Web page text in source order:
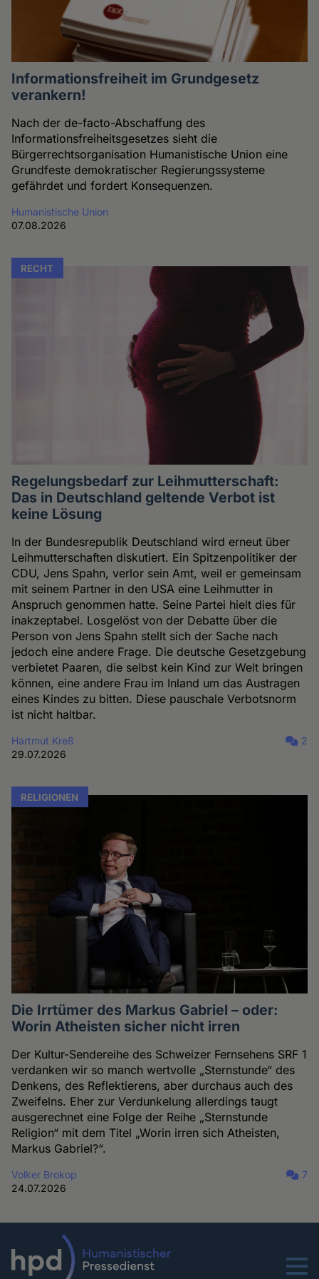
Informationsfreiheit im Grundgesetz
verankern!
Nach der de-facto-Abschaffung des
Informationsfreiheitsgesetzes sieht die
Bürgerrechtsorganisation Humanistische Union eine
Grundfeste demokratischer Regierungssysteme
gefährdet und fordert Konsequenzen.
Humanistische Union
07.08.2026
RECHT
Regelungsbedarf zur Leihmutterschaft:
Das in Deutschland geltende Verbot ist
keine Lösung
In der Bundesrepublik Deutschland wird erneut über
Leihmutterschaften diskutiert. Ein Spitzenpolitiker der
CDU, Jens Spahn, verlor sein Amt, weil er gemeinsam
mit seinem Partner in den USA eine Leihmutter in
Anspruch genommen hatte. Seine Partei hielt dies für
inakzeptabel. Losgelöst von der Debatte über die
Person von Jens Spahn stellt sich der Sache nach
jedoch eine andere Frage. Die deutsche Gesetzgebung
verbietet Paaren, die selbst kein Kind zur Welt bringen
können, eine andere Frau im Inland um das Austragen
eines Kindes zu bitten. Diese pauschale Verbotsnorm
ist nicht haltbar.
Hartmut Kreß
29.07.2026
2
RELIGIONEN
Die Irrtümer des Markus Gabriel – oder:
Worin Atheisten sicher nicht irren
Der Kultur-Sendereihe des Schweizer Fernsehens SRF 1
verdanken wir so manch wertvolle „Sternstunde“ des
Denkens, des Reflektierens, aber durchaus auch des
Zweifelns. Eher zur Verdunkelung allerdings taugt
ausgerechnet eine Folge der Reihe „Sternstunde
Religion“ mit dem Titel „Worin irren sich Atheisten,
Markus Gabriel?“.
Volker Brokop
24.07.2026
7
Menu